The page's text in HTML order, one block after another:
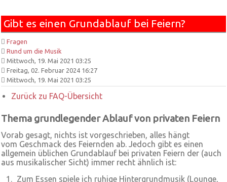
Gibt es einen Grundablauf bei Feiern?
Fragen
Rund um die Musik
Mittwoch, 19. Mai 2021 03:25
Freitag, 02. Februar 2024 16:27
Mittwoch, 19. Mai 2021 03:25
Zurück zu FAQ-Übersicht
Thema grundlegender Ablauf von privaten Feiern
Vorab gesagt, nichts ist vorgeschrieben, alles hängt
vom Geschmack des Feiernden ab. Jedoch gibt es einen
allgemein üblichen Grundablauf bei privaten Feiern der (auch
aus musikalischer Sicht) immer recht ähnlich ist:
Zum Essen spiele ich ruhige Hintergrundmusik (Lounge,